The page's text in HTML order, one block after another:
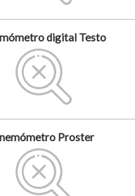
digital Testo
Proster